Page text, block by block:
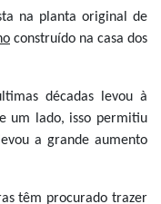
na planta original de
construído na casa dos
décadas levou à
um lado, isso permitiu
a grande aumento
têm procurado trazer